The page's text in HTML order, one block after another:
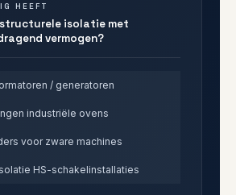
HEEFT
isolatie met
vermogen?
/ generatoren
industriële ovens
voor zware machines
HS-schakelinstallaties